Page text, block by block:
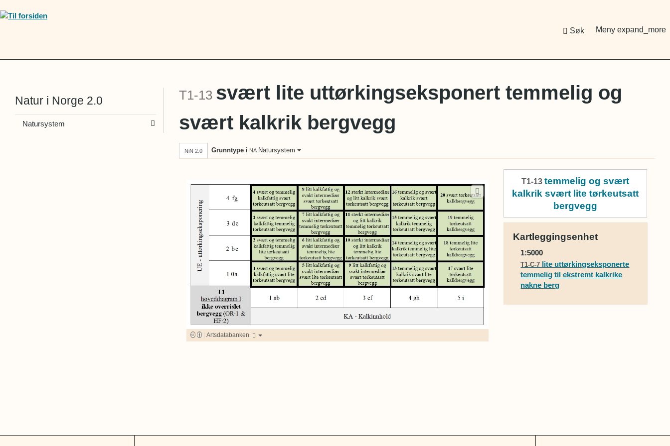
Søk Meny expand_more
T1-13 svært lite uttørkingseksponert temmelig og
svært kalkrik bergvegg
NiN 2.0 Grunntype i NA Natursystem
Artsdatabanken
T1-13temmelig og svært
kalkrik svært lite tørkeutsatt
bergvegg
Kartleggingsenhet
1:5000
T1-C-7 lite uttørkingseksponerte
temmelig til ekstremt kalkrike
nakne berg
Natur i Norge 2.0
Natursystem